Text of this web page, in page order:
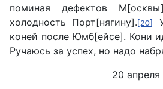
поминая дефектов
холодность Порт[нягину]. [20]
коней после Юм­б[ейсе]. Кони
Ручаюсь за успех, но надо
20 апреля